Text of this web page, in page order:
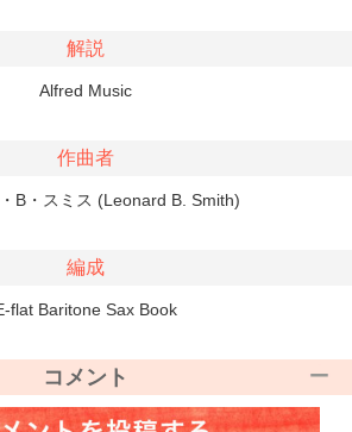
解説
Alfred Music
作曲者
B・スミス (Leonard B. Smith)
編成
flat Baritone Sax Book
コメント